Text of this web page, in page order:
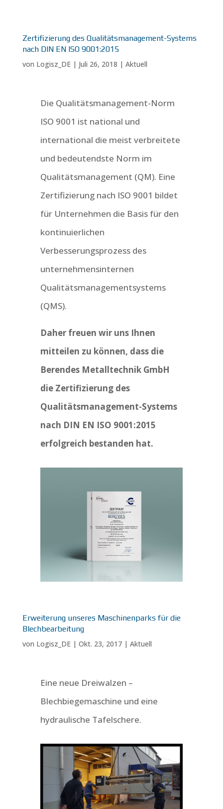
Zertifizierung des Qualitätsmanagement-Systems
nach DIN EN ISO 9001:2015
von Logisz_DE| Juli 26, 2018 | Aktuell
Die Qualitätsmanagement-Norm
ISO 9001 ist national und
international die meist verbreitete
und bedeutendste Norm im
Qualitätsmanagement (QM). Eine
Zertifizierung nach ISO 9001 bildet
für Unternehmen die Basis für den
kontinuierlichen
Verbesserungsprozess des
unternehmensinternen
Qualitätsmanagementsystems
(QMS).
Daher freuen wir uns Ihnen
mitteilen zu können, dass die
Berendes Metalltechnik GmbH
die Zertifizierung des
Qualitätsmanagement-Systems
nach DIN EN ISO 9001:2015
erfolgreich bestanden hat.
Erweiterung unseres Maschinenparks für die
Blechbearbeitung
von Logisz_DE| Okt. 23, 2017| Aktuell
Eine neue Dreiwalzen –
Blechbiegemaschine und eine
hydraulische Tafelschere.